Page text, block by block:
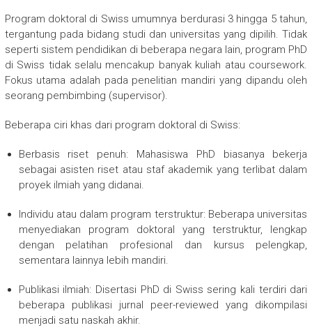
Program doktoral di Swiss umumnya berdurasi 3 hingga 5 tahun,
tergantung pada bidang studi dan universitas yang dipilih. Tidak
seperti sistem pendidikan di beberapa negara lain, program PhD
di Swiss tidak selalu mencakup banyak kuliah atau coursework.
Fokus utama adalah pada penelitian mandiri yang dipandu oleh
seorang pembimbing (supervisor).
Beberapa ciri khas dari program doktoral di Swiss:
Berbasis riset penuh: Mahasiswa PhD biasanya bekerja
sebagai asisten riset atau staf akademik yang terlibat dalam
proyek ilmiah yang didanai.
Individu atau dalam program terstruktur: Beberapa universitas
menyediakan program doktoral yang terstruktur, lengkap
dengan pelatihan profesional dan kursus pelengkap,
sementara lainnya lebih mandiri.
Publikasi ilmiah: Disertasi PhD di Swiss sering kali terdiri dari
beberapa publikasi jurnal peer-reviewed yang dikompilasi
menjadi satu naskah akhir.